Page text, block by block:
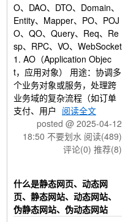
O、DAO、DTO、Domain、
Entity、Mapper、PO、POJ
O、QO、Query、Req、Re
sp、RPC、VO、WebSocket
1. AO（Application Objec
t，应用对象） 用途：协调多
个业务对象或服务，处理跨
业务域的复杂流程（如订单
支付、用户 阅读全文
posted @ 2025-04-12
18:50 不要划水 阅读(489)
评论(0) 推荐(8)
什么是静态网页、动态网
页、静态网站、动态网站、
伪静态网站、伪动态网站